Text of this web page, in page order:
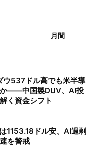
月間
ウ537ドル高でも米半導
か――中国製DUV、AI投
く資金シフト
1153.18ドル安、AI過剰
を警戒